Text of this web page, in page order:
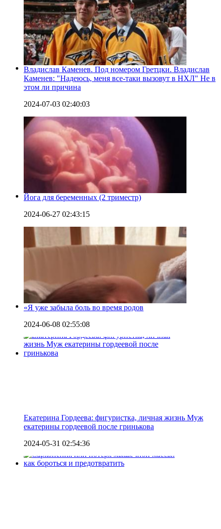
Владислав Каменев. Под номером Гретцки. Владислав
Каменев: "Надеюсь, меня все-таки вызовут в НХЛ" Не в
этом ли причина
2024-07-03 02:40:03
Йога для беременных (2 триместр)
2024-06-27 02:43:15
«Я уже забыла боль во время родов
2024-06-08 02:55:08
Екатерина Гордеева: фигуристка, личная жизнь Муж
екатерины гордеевой после гринькова
2024-05-31 02:54:36